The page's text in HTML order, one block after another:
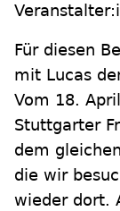
Für diesen
mit Lucas
Vom 18.
Stuttgarter
dem
die wir
wieder dort.